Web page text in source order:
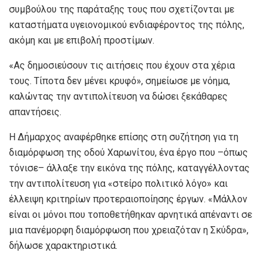
συμβούλου της παράταξης τους που σχετίζονται με
καταστήματα υγειονομικού ενδιαφέροντος της πόλης,
ακόμη και με επιβολή προστίμων.
«Ας δημοσιεύσουν τις αιτήσεις που έχουν στα χέρια
τους. Τίποτα δεν μένει κρυφό», σημείωσε με νόημα,
καλώντας την αντιπολίτευση να δώσει ξεκάθαρες
απαντήσεις.
Η Δήμαρχος αναφέρθηκε επίσης στη συζήτηση για τη
διαμόρφωση της οδού Χαρωνίτου, ένα έργο που –όπως
τόνισε– άλλαξε την εικόνα της πόλης, καταγγέλλοντας
την αντιπολίτευση για «στείρο πολιτικό λόγο» και
έλλειψη κριτηρίων προτεραιοποίησης έργων. «Μάλλον
είναι οι μόνοι που τοποθετήθηκαν αρνητικά απέναντι σε
μια πανέμορφη διαμόρφωση που χρειαζόταν η Σκύδρα»,
δήλωσε χαρακτηριστικά.